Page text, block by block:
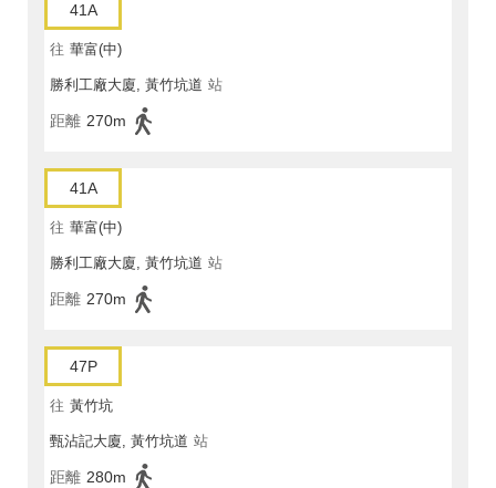
41A
往 華富(中)
勝利工廠大廈, 黃竹坑道 站
距離 270m
41A
往 華富(中)
勝利工廠大廈, 黃竹坑道 站
距離 270m
47P
往 黃竹坑
甄沾記大廈, 黃竹坑道 站
距離 280m